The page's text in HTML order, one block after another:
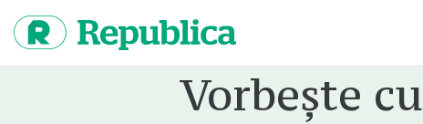
continut
Vorbește cu